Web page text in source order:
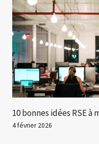
10 bonnes idées RSE
4 février 2026